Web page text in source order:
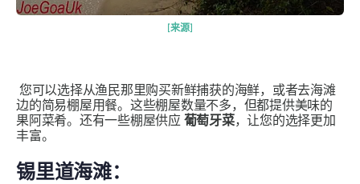
[来源]
您可以选择从渔民那里购买新鲜捕获的海鲜，或者去海滩
边的简易棚屋用餐。这些棚屋数量不多，但都提供美味的
果阿菜肴。还有一些棚屋供应 葡萄牙菜，让您的选择更加
丰富。
锡里道海滩：